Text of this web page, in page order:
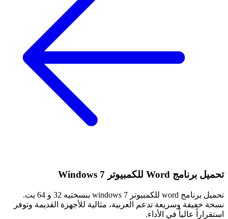
تحميل برنامج Word للكمبيوتر Windows 7
تحميل برنامج word للكمبيوتر windows 7 بنسختيه 32 و 64 بت.
نسخة خفيفة وسريعة تدعم العربية، مثالية للأجهزة القديمة وتوفر
استقراراً عالياً في الأداء.